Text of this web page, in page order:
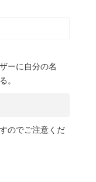
ーに自分の名
。
のでご注意くだ